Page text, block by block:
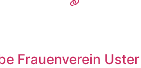
Frauenverein Uster